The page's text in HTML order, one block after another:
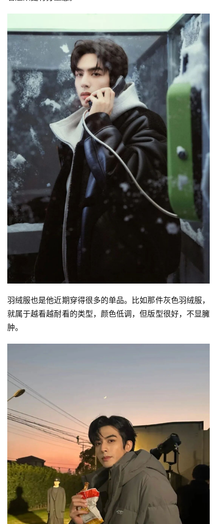
羽绒服也是他近期穿得很多的单品。比如那件灰色羽绒服，
就属于越看越耐看的类型，颜色低调，但版型很好，不显臃
肿。